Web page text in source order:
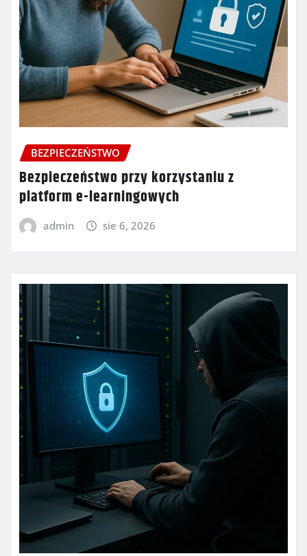
BEZPIECZEŃSTWO
Bezpieczeństwo przy korzystaniu z
platform e-learningowych
admin sie 6, 2026